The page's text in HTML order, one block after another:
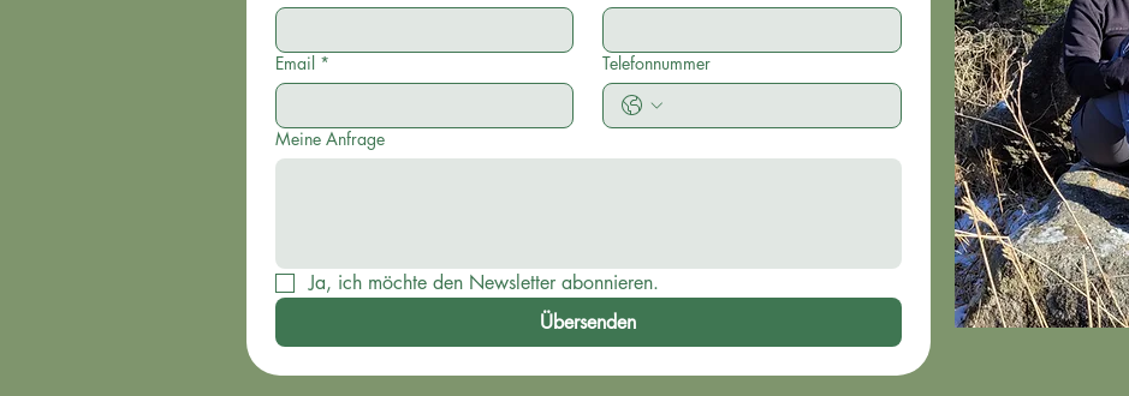
Email * Telefonnummer
Meine Anfrage
Ja, ich möchte den Newsletter abonnieren.
Übersenden